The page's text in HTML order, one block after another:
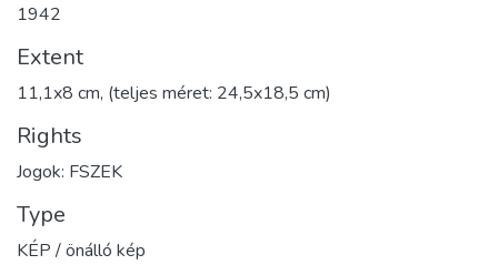
1942
Extent
11,1x8 cm, (teljes méret: 24,5x18,5 cm)
Rights
Jogok: FSZEK
Type
KÉP / önálló kép